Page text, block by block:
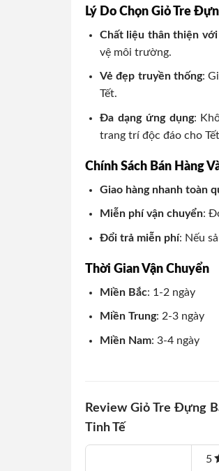
Lý Do Chọn Giỏ Tre
Chất liệu thân thiện
vệ môi trường.
Vẻ đẹp truyền thống:
Tết.
Đa dạng ứng dụng:
trang trí độc đáo cho
Chính Sách Bán Hàng
Giao hàng nhanh toàn
Miễn phí vận chuyển:
Đổi trả miễn phí: Nếu
Thời Gian Vận Chuyển
Miền Bắc: 1-2 ngày
Miền Trung: 2-3 ngày
Miền Nam: 3-4 ngày
Review Giỏ Tre Đựng
Tinh Tế
5